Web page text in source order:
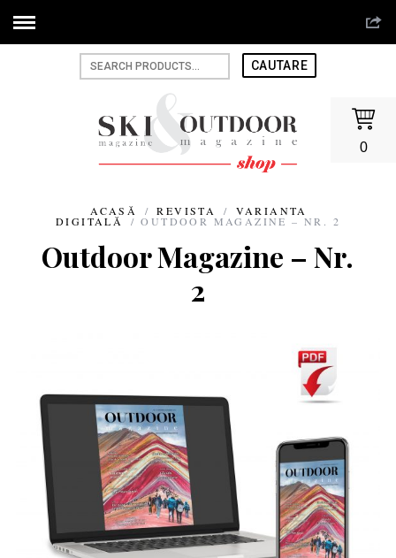
ACASĂ / REVISTA / VARIANTA
DIGITALĂ / OUTDOOR MAGAZINE – NR. 2
Outdoor Magazine – Nr.
2
0